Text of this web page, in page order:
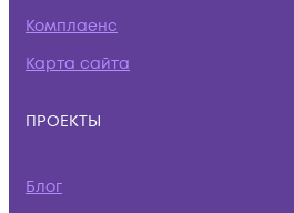
Комплаенс
Карта сайта
ПРОЕКТЫ
Блог